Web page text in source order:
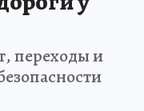
переходы и